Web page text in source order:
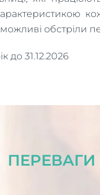
можливі обстріли
до 31.12.2026
ПЕРЕВАГИ